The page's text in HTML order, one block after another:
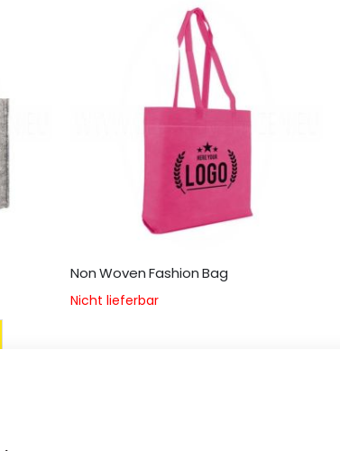
Non Woven Fashion Bag
Nicht lieferbar